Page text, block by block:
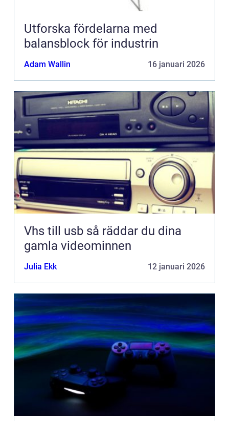
Utforska fördelarna med
balansblock för industrin
Adam Wallin 16 januari 2026
Vhs till usb så räddar du dina
gamla videominnen
Julia Ekk 12 januari 2026